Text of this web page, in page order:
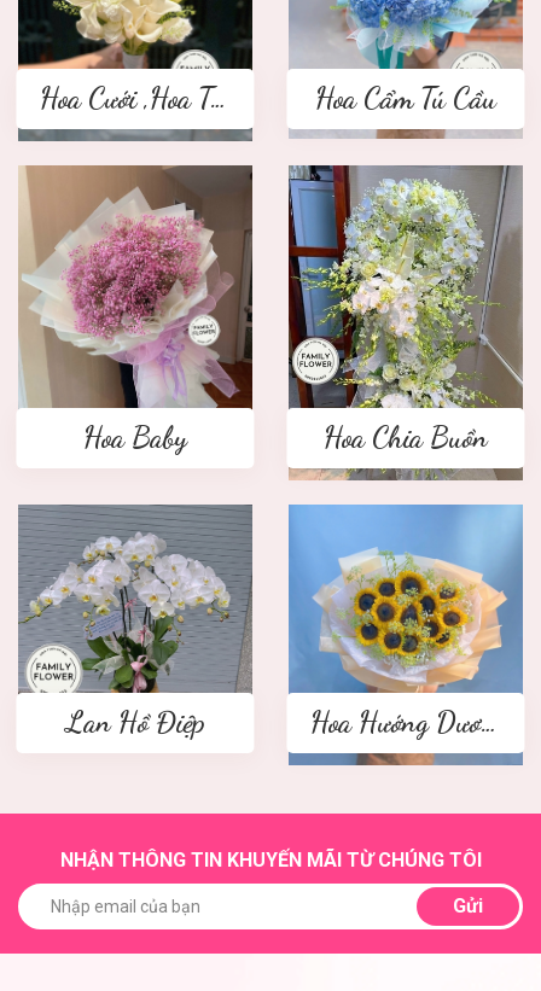
Hoa Cưới ,Hoa Tay Cầm Cô Dâu Hoa Cẩm Tú Cầu
Hoa Baby Hoa Chia Buồn
Lan Hồ Điệp Hoa Hướng Dương
NHẬN THÔNG TIN KHUYẾN MÃI TỪ CHÚNG TÔI
Gửi